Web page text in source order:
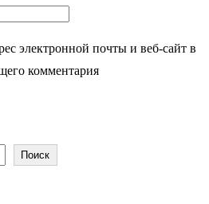
электронной почты и веб-сайт в
комментария
Поиск